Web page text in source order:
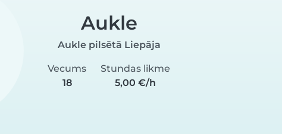
Aukle
Aukle pilsētā Liepāja
Vecums
18
Stundas likme
5,00 €/h